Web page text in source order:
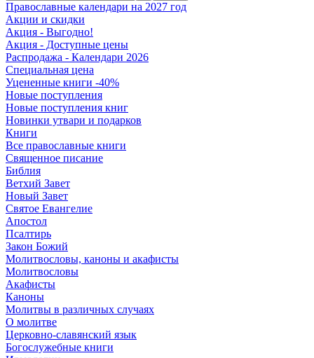
Православные календари на 2027 год
Акции и скидки
Акция - Выгодно!
Акция - Доступные цены
Распродажа - Календари 2026
Специальная цена
Уцененные книги -40%
Новые поступления
Новые поступления книг
Новинки утвари и подарков
Книги
Все православные книги
Священное писание
Библия
Ветхий Завет
Новый Завет
Святое Евангелие
Апостол
Псалтирь
Закон Божий
Молитвословы, каноны и акафисты
Молитвословы
Акафисты
Каноны
Молитвы в различных случаях
О молитве
Церковно-славянский язык
Богослужебные книги